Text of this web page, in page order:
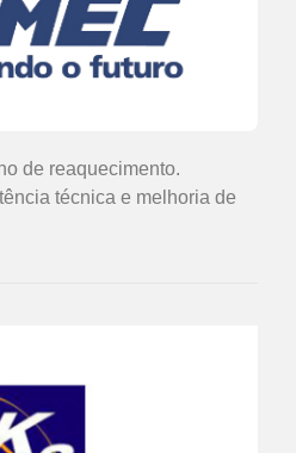
de reaquecimento.
técnica e melhoria de